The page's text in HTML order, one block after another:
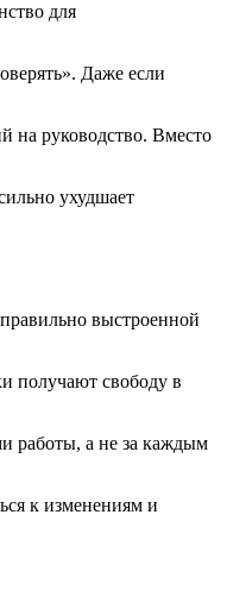
для
Даже если
на руководство. Вместо
ухудшает
выстроенной
получают свободу в
работы, а не за каждым
к изменениям и